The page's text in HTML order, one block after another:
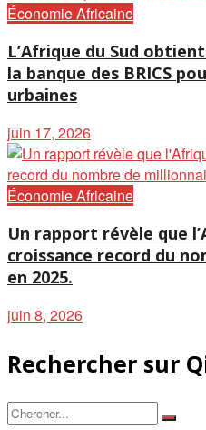
Économie Africaine
L’Afrique du Sud
la banque des BRICS
urbaines
juin 17, 2026
Économie Africaine
Un rapport révèle que
croissance record du
en 2025.
juin 8, 2026
Rechercher sur